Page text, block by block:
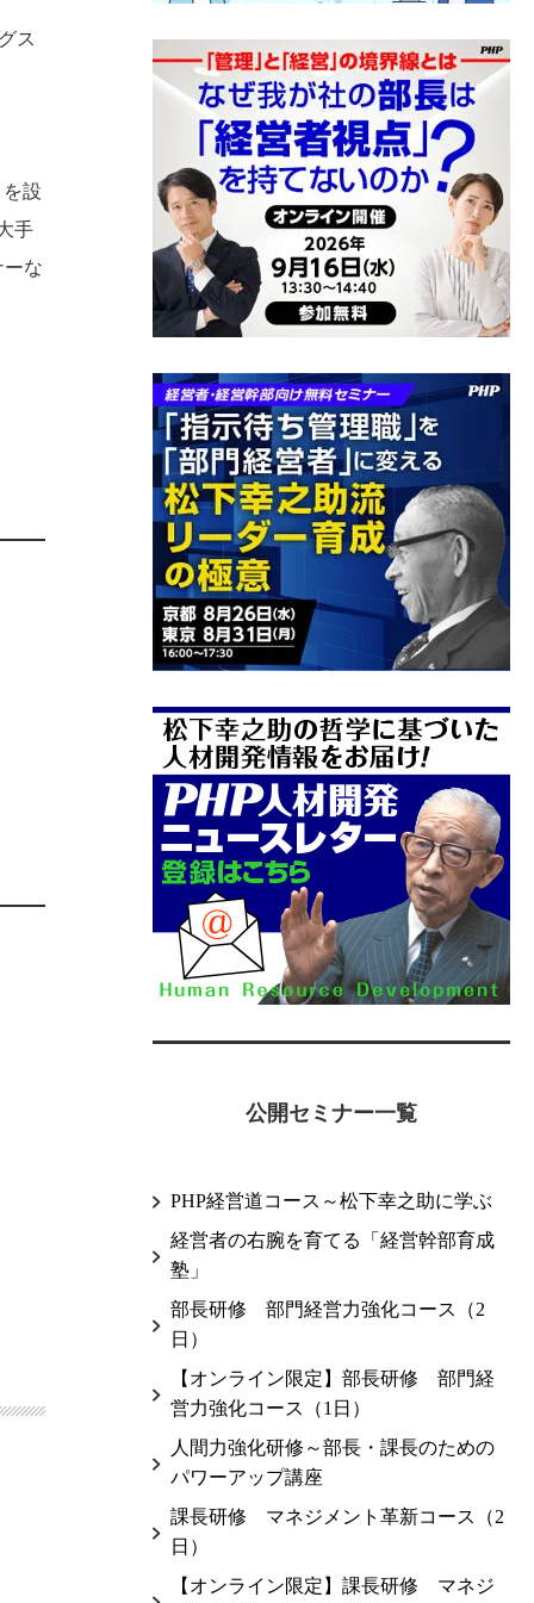
ス
設
手
な
公開セミナー一覧
PHP経営道コース～松下幸之助に学ぶ
経営者の右腕を育てる「経営幹部育成
塾」
部長研修 部門経営力強化コース（2
日）
【オンライン限定】部長研修 部門経
営力強化コース（1日）
人間力強化研修～部長・課長のための
パワーアップ講座
課長研修 マネジメント革新コース（2
日）
【オンライン限定】課長研修 マネジ